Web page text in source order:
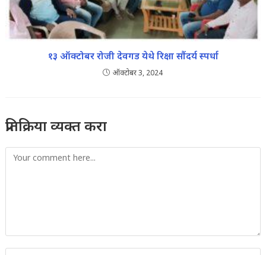
१३ ऑक्टोबर रोजी देवगड येथे रिक्षा सौंदर्य स्पर्धा
ऑक्टोबर 3, 2024
प्रतिक्रिया व्यक्त करा
Comment